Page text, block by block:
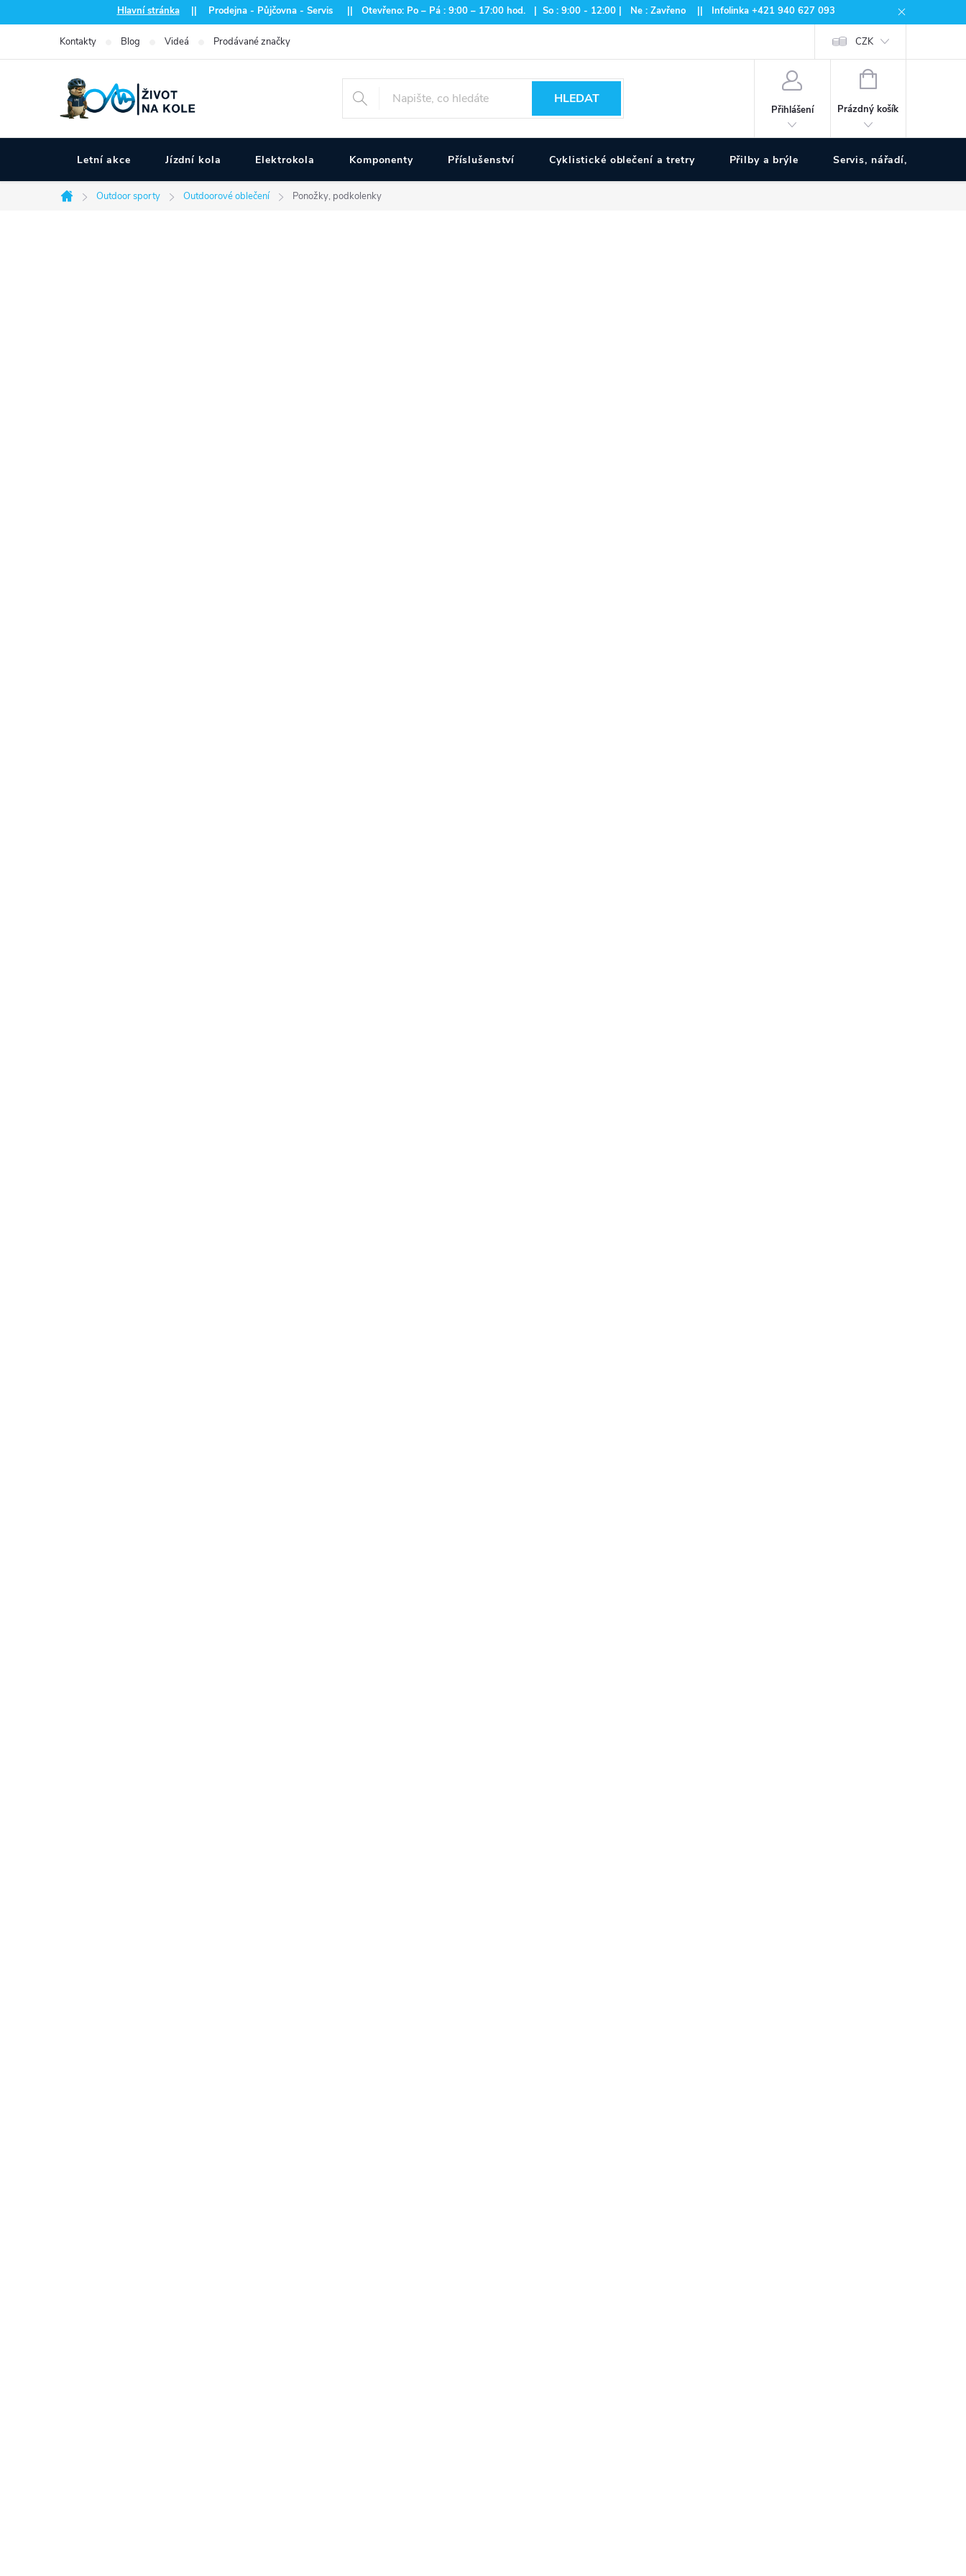
na
Hlavní stránka|| Prodejna - Půjčovna - Servis || Otevřeno: Po – Pá : 9:00 – 17:00 hod. | So : 9:00 - 12:00 | Ne : Zavřeno || Infolinka +421 940 627 093
Kontakty Blog Videá Prodávané značky CZK
HLEDAT
Přihlášení
NÁKUPNÍ
Prázdný košík
Letní akce Jízdní kola Elektrokola Komponenty Příslušenství Cyklistické oblečení a tretry Přilby a brýle Servis, nářadí, pumpy
Domů
Outdoor sporty Outdoorové oblečení Ponožky, podkolenky